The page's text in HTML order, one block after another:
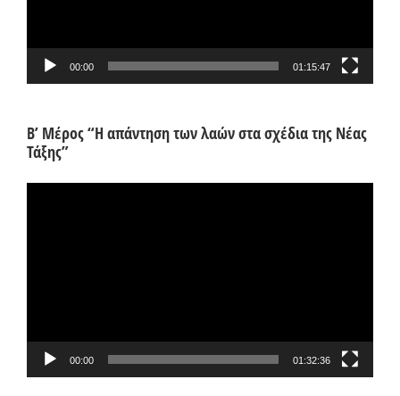
00:00 01:15:47
Β’ Μέρος “Η απάντηση των λαών στα σχέδια της Νέας
Τάξης”
00:00 01:32:36